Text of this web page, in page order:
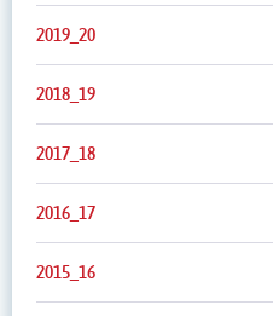
2019_20
2018_19
2017_18
2016_17
2015_16